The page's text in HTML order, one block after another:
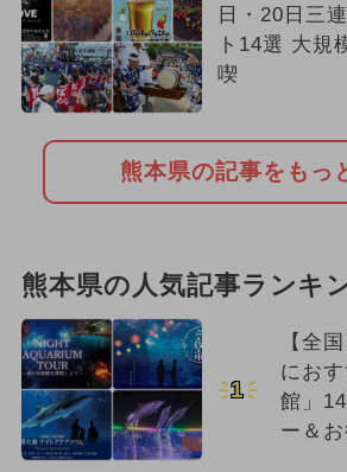
日・20日三
ト14選 大規
喫
熊本県の記事をもっ
熊本県の人気記事ランキ
1
【全
にお
館」
ー＆